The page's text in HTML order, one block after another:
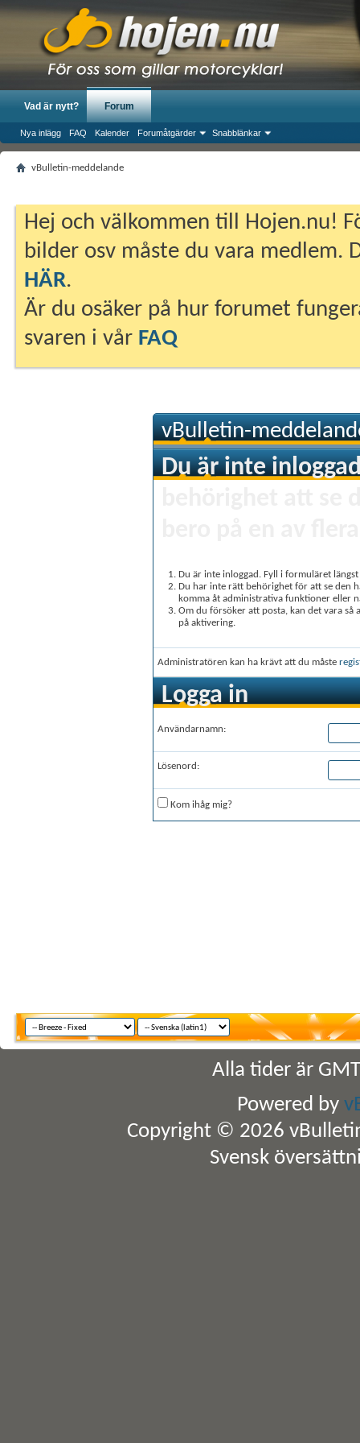
Vad är nytt? Forum
Nya inlägg FAQ Kalender Forumåtgärder Snabblänkar
vBulletin-meddelande
Hej och välkommen till Hojen.nu!
bilder osv måste du vara medlem.
HÄR.
Är du osäker på hur forumet
svaren i vår FAQ
vBulletin-
Du är inte
Du är inte inloggad. Fyll i formuläret
Du har inte rätt behörighet för att se den
komma åt administrativa funktioner eller
Om du försöker att posta, kan det vara
på aktivering.
Administratören kan ha krävt att du måste
Logga in
Användarnamn:
Lösenord:
Kom ihåg mig?
Alla tider är
Powered by
Copyright © 2026
Svensk